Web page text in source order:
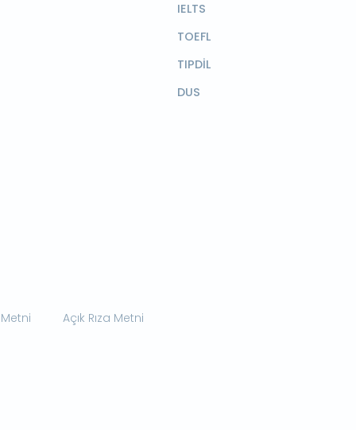
IELTS
TOEFL
TIPDİL
DUS
Açık Rıza Metni